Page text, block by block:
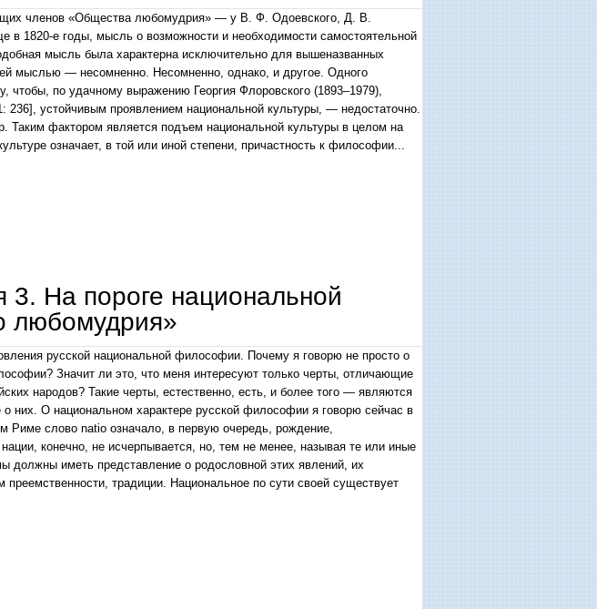
членов «Общества любомудрия» — у В. Ф. Одоевского, Д. В.
в 1820-е годы, мысль о возможности и необходимости самостоятельной
мысль была характерна исключительно для вышеназванных
мыслью — несомненно. Несомненно, однако, и другое. Одного
чтобы, по удачному выражению Георгия Флоровского (1893–1979),
устойчивым проявлением национальной культуры, — недостаточно.
Таким фактором является подъем национальной культуры в целом на
означает, в той или иной степени, причастность к философии...
На пороге национальной
любомудрия»
русской национальной философии. Почему я говорю не просто о
Значит ли это, что меня интересуют только черты, отличающие
народов? Такие черты, естественно, есть, и более того — являются
них. О национальном характере русской философии я говорю сейчас в
слово natio означало, в первую очередь, рождение,
конечно, не исчерпывается, но, тем не менее, называя те или иные
должны иметь представление о родословной этих явлений, их
традиции. Национальное по сути своей существует